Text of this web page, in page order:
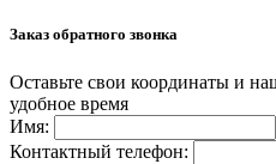
Заказ обратного звонка
Оставьте свои координаты и
удобное время
Имя:
Контактный телефон: